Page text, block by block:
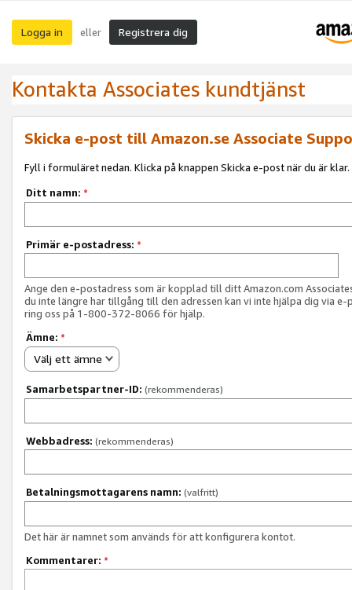
Logga in eller Registrera dig
Kontakta Associates kundtjänst
Skicka e-post till Amazon.se Associate
Fyll i formuläret nedan. Klicka på knappen Skicka e-post när du är klar.
Ditt namn: *
Primär e-postadress: *
Ange den e-postadress som är kopplad till ditt Amazon.com
du inte längre har tillgång till den adressen kan vi inte hjälpa dig via e-
ring oss på 1-800-372-8066 för hjälp.
Ämne: *
Välj ett ämne
Samarbetspartner-ID: (rekommenderas)
Webbadress: (rekommenderas)
Betalningsmottagarens namn: (valfritt)
Det här är namnet som används för att konfigurera kontot.
Kommentarer: *